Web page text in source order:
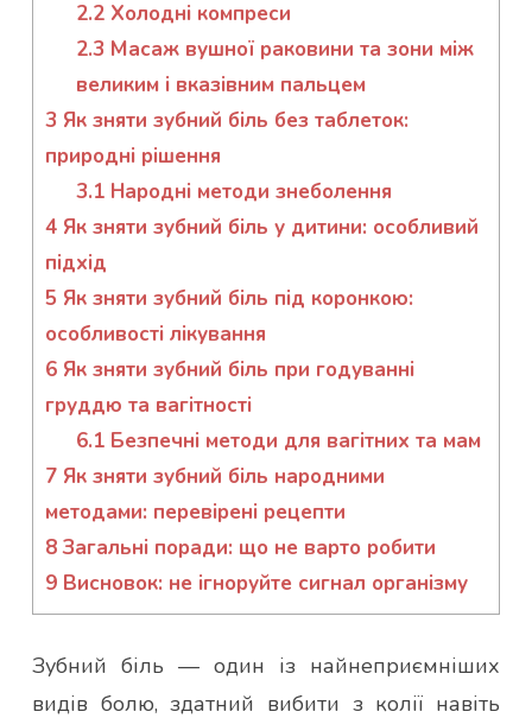
2.2Холодні компреси
2.3 Масаж вушної раковини та зони між
великим і вказівним пальцем
3 Як зняти зубний біль без таблеток:
природні рішення
3.1Народні методи знеболення
4 Як зняти зубний біль у дитини: особливий
підхід
5 Як зняти зубний біль під коронкою:
особливості лікування
6 Як зняти зубний біль при годуванні
груддю та вагітності
6.1Безпечні методи для вагітних та мам
7 Як зняти зубний біль народними
методами: перевірені рецепти
8Загальні поради: що не варто робити
9 Висновок: не ігноруйте сигнал організму
Зубний біль — один із найнеприємніших
видів болю, здатний вибити з колії навіть